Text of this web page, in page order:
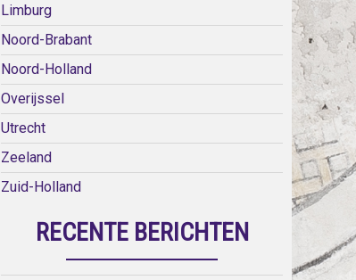
Limburg
Noord-Brabant
Noord-Holland
Overijssel
Utrecht
Zeeland
Zuid-Holland
RECENTE BERICHTEN